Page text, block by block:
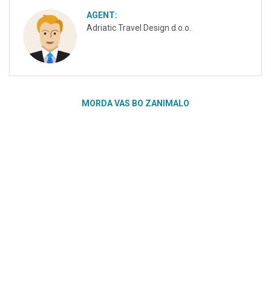
AGENT:
Adriatic Travel Design d.o.o.
MORDA VAS BO ZANIMALO